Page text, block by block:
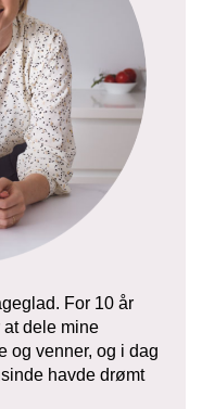
For 10 år
dele mine
og venner, og i dag
havde drømt